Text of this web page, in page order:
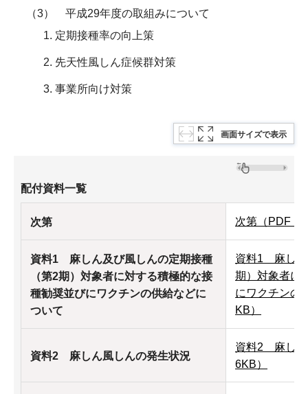
（3） 平成29年度の取組みについて
定期接種率の向上策
先天性風しん症候群対策
事業所向け対策
画面サイズで表示
配付資料一覧
次第 次第（PDF：
資料1 麻しん及び風しんの定期接種
（第2期）対象者に対する積極的な接
種勧奨並びにワクチンの供給などに
ついて
資料1 麻しん
期）対象者に
にワクチンの
KB）
資料2 麻しん風しんの発生状況
資料2 麻しん
6KB）